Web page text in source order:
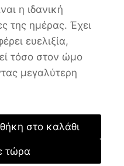
η ιδανική
της ημέρας. Έχει
ευελιξία,
τόσο στον ώμο
μεγαλύτερη
στο καλάθι
τώρα